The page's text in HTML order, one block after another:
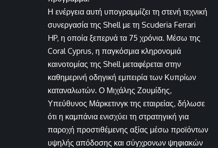
Η ενέργεια αυτή υπογραμμίζει τη στενή τεχνική
συνεργασία της Shell με τη Scuderia Ferrari
HP, η οποία ξεπερνά τα 75 χρόνια. Μέσω της
Coral Cyprus, η παγκόσμια κληρονομιά
καινοτομίας της Shell μεταφέρεται στην
καθημερινή οδηγική εμπειρία των Κυπρίων
καταναλωτών. Ο Μιχάλης Ζουμίδης,
Υπεύθυνος Μάρκετινγκ της εταιρείας, δήλωσε
ότι η καμπάνια ενισχύει τη στρατηγική για
παροχή προστιθέμενης αξίας μέσω προϊόντων
υψηλής απόδοσης και σύγχρονων ψηφιακών